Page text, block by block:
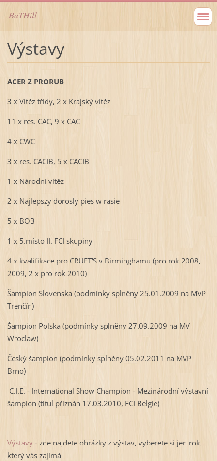
BaTHill
Výstavy
ACER Z PRORUB
3 x Vítěz třídy, 2 x Krajský vítěz
11 x res. CAC, 9 x CAC
4 x CWC
3 x res. CACIB, 5 x CACIB
1 x Národní vítěz
2 x Najlepszy dorosly pies w rasie
5 x BOB
1 x 5.místo II. FCI skupiny
4 x kvalifikace pro CRUFT'S v Birminghamu (pro rok 2008,
2009, 2 x pro rok 2010)
Šampion Slovenska (podmínky splněny 25.01.2009 na MVP
Trenčín)
Šampion Polska (podmínky splněny 27.09.2009 na MV
Wroclaw)
Český šampion (podmínky splněny 05.02.2011 na MVP
Brno)
C.I.E. - International Show Champion - Mezinárodní výstavní
šampion (titul přiznán 17.03.2010, FCI Belgie)
Výstavy- zde najdete obrázky z výstav, vyberete si jen rok,
který vás zajímá